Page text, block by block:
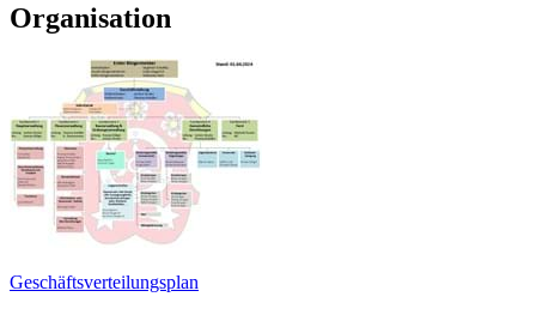
Organisation
Geschäftsverteilungsplan